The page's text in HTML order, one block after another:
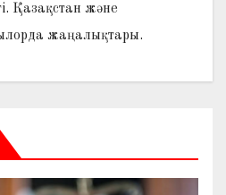
Қазақстан және
жаңалықтары.